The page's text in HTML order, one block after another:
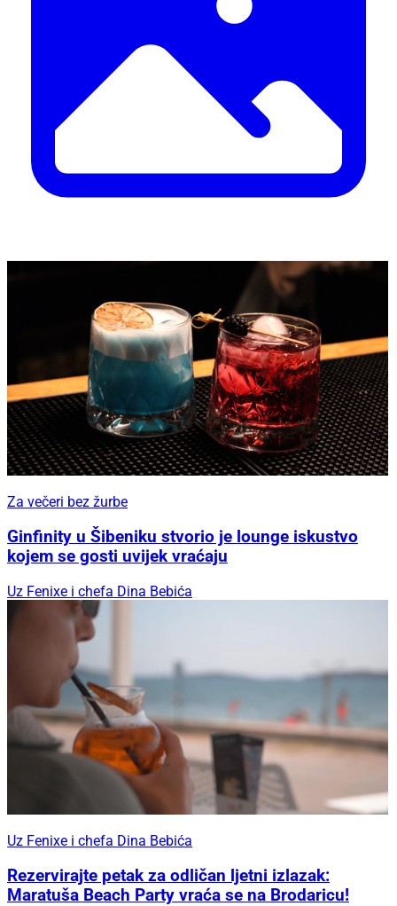
Za večeri bez žurbe
Ginfinity u Šibeniku stvorio je lounge iskustvo
kojem se gosti uvijek vraćaju
Uz Fenixe i chefa Dina Bebića
Uz Fenixe i chefa Dina Bebića
Rezervirajte petak za odličan ljetni izlazak:
Maratuša Beach Party vraća se na Brodaricu!